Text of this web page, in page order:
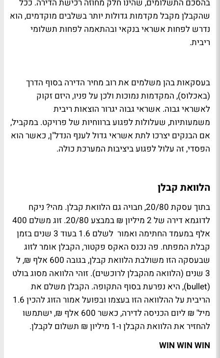
בהסכם התשלומים, שהינו חלק מחוזה רכישת הדירה. ככל
שהקבלן מקבל מקדמות גדולות יותר בשלבים מוקדמים, הוא
נדרש לפחות אשראי בנקאי ובהתאמה לפחות תשלומי
ריבית.
בעסקאות בהן משלמים את רוב מחיר הדירה בסוף הדרך
(באכלוס), המקדמות נמוכות ולכן על פניו, היזם זקוק
לאשראי גבוה. אשראי גבוה יגרור הוצאות ריבית
משמעותיות, שעלולות לפגוע ברווחיות של פרויקט. במקביל,
אם הבנקים יצרכו לתת אשראי גדול לענף הנדל"ן, כאשר הוא
הפסדי, זה עלול לפגוע ביציבות המערכת כולה.
הלוואת קבלן
בתוך עסקת 20/80, חבויה גם הלוואת קבלן. מהי? ניקח
לדוגמא דירה של 2 מיליון ₪ במבצע 20/80. זוג משלם 400
אלף במעמד החתימה ואמור לשלם 1.6 בעוד 3 שנים בזמן
קבלת המפתח. פה נכנס האקס פקטור, הקבלן אומר לזוג
שבעסקה הזו משולבת הלוואת קבלן, בגובה 600 אלף ₪, ל
3 שנים (הלוואה מהקבלן לרוכשים). זוהי הלוואה מסוג בולט
(
bullet), היא נפרעת בסוף התקופה. הקבלן משלם את
הריבית על ההלוואה הזו בעצמו ובפועל אמור הזוג להכין 1.6
מיל' ₪ ליום הכניסה לדירה, כאשר 600 אלף ₪, ישתמשו
להחזיר את הלוואת הקבלן ו-1 מיליון ₪ תשלום לקבלן.
WIN WIN WIN